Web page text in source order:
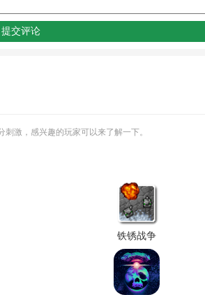
激，感兴趣的玩家可以来了解一下。
铁锈战争
全汉化版
下载